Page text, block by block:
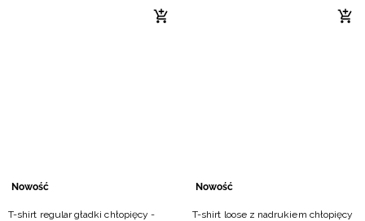
Nowość
T-shirt regular gładki chłopięcy -
Nowość
T-shirt loose z nadrukiem chłopięcy